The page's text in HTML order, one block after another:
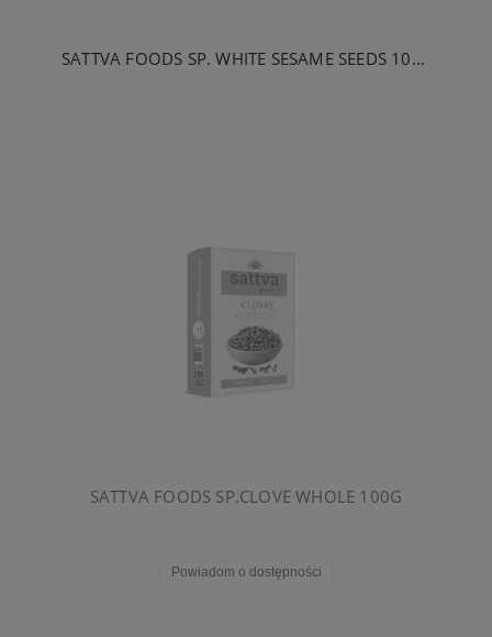
SATTVA FOODS SP. WHITE SESAME SEEDS 100G
SATTVA FOODS SP.CLOVE WHOLE 100G
Powiadom o dostępności